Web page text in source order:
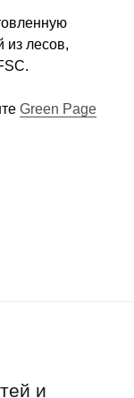
из лесов,
Green Page